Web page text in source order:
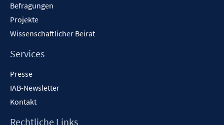
Befragungen
Projekte
Wissenschaftlicher Beirat
Services
Presse
IAB-Newsletter
Kontakt
Rechtliche Links